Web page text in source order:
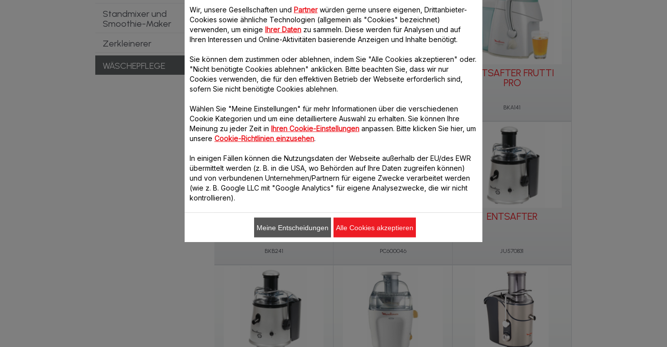
Standmixer und
Smoothie-Maker
Zerkleinerer
WÄSCHEPFLEGE
ENTSAFTER
INFINYPRESS
REVOLUTION
ZU500815
ENTSAFTER
JU655H10
ENTSAFTER FRUTTI
PRO
BKA141
ZITRUSPRESSE
VITAPRESS 600
BKB241
CITRUS PRESS
PC600046
ENTSAFTER
JU570831
Wir, unsere Gesellschaften und Partnerwürden gerne unsere eigenen, Drittanbieter-
Cookies sowie ähnliche Technologien (allgemein als "Cookies" bezeichnet)
verwenden, um einige Ihrer Daten zu sammeln. Diese werden für Analysen und auf
Ihren Interessen und Online-Aktivitäten basierende Anzeigen und Inhalte benötigt.
Sie können dem zustimmen oder ablehnen, indem Sie "Alle Cookies akzeptieren" oder.
"Nicht benötigte Cookies ablehnen" anklicken. Bitte beachten Sie, dass wir nur
Cookies verwenden, die für den effektiven Betrieb der Webseite erforderlich sind,
sofern Sie nicht benötigte Cookies ablehnen.
Wählen Sie "Meine Einstellungen" für mehr Informationen über die verschiedenen
Cookie Kategorien und um eine detailliertere Auswahl zu erhalten. Sie können Ihre
Meinung zu jeder Zeit in Ihren Cookie-Einstellungen anpassen. Bitte klicken Sie hier, um
unsere Cookie-Richtlinien einzusehen
In einigen Fällen können die Nutzungsdaten der Webseite außerhalb der EU/des EWR
übermittelt werden (z. B. in die USA, wo Behörden auf Ihre Daten zugreifen können)
und von verbundenen Unternehmen/Partnern für eigene Zwecke verarbeitet werden
(wie z. B. Google LLC mit "Google Analytics" für eigene Analysezwecke, die wir nicht
kontrollieren).
Meine Entscheidungen Alle Cookies akzeptieren